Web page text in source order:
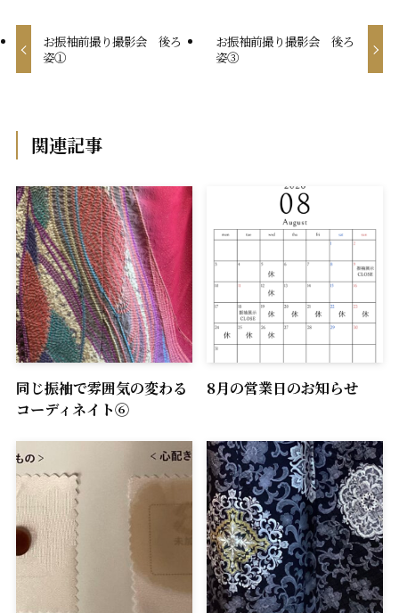
お振袖前撮り撮影会 後ろ
姿①
お振袖前撮り撮影会 後ろ
姿③
関連記事
同じ振袖で雰囲気の変わる
コーディネイト⑥
8月の営業日のお知らせ